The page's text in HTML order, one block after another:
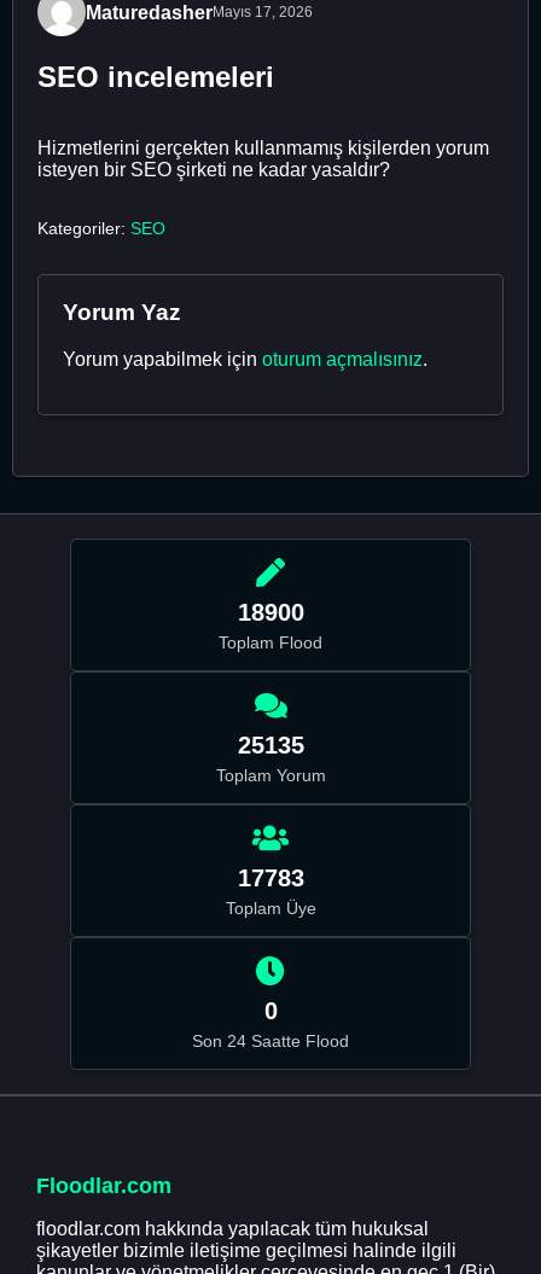
MaturedasherMayıs 17, 2026
SEO incelemeleri
Hizmetlerini gerçekten kullanmamış kişilerden yorum
isteyen bir SEO şirketi ne kadar yasaldır?
Kategoriler: SEO
Yorum Yaz
Yorum yapabilmek için oturum açmalısınız.
18900
Toplam Flood
25135
Toplam Yorum
17783
Toplam Üye
0
Son 24 Saatte Flood
Floodlar.com
floodlar.com hakkında yapılacak tüm hukuksal
şikayetler bizimle iletişime geçilmesi halinde ilgili